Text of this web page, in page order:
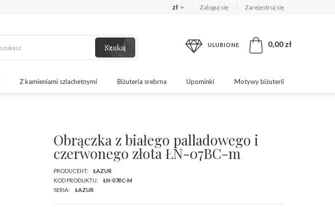
zł Zaloguj się Zarejestruj się
Szukaj ULUBIONE 0,00 zł
Z kamieniami szlachetnymi Biżuteria srebrna Upominki Motywy biżuterii
Obrączka z białego palladowego i
czerwonego złota ŁN-07BC-m
PRODUCENT:
ŁAZUR
KOD PRODUKTU:
ŁN-07BC-M
SERIA:
ŁAZUR